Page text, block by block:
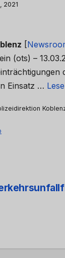
2021
[
(ots) –
Einsatz …